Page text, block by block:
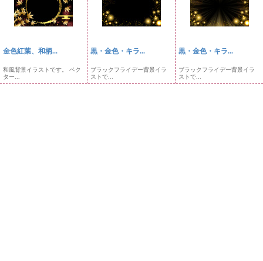
金色紅葉、和柄...
和風背景イラストです。 ベク
ター...
黒・金色・キラ...
ブラックフライデー背景イラ
ストで...
黒・金色・キラ...
ブラックフライデー背景イラ
ストで...